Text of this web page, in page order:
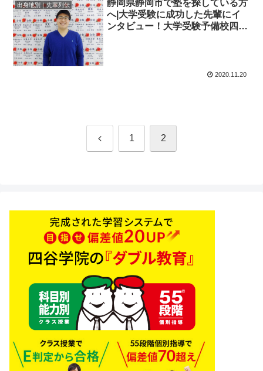
出身地別｜先輩列伝
静岡県静岡市で塾を探している方
へ|大学受験に成功した先輩にイ
ンタビュー！大学受験予備校四谷
2020.11.20
前 1 2